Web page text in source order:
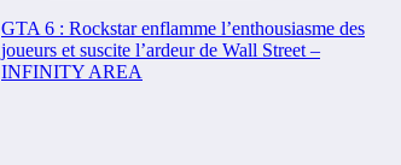
GTA 6 : Rockstar enflamme l’enthousiasme des
joueurs et suscite l’ardeur de Wall Street –
INFINITY AREA